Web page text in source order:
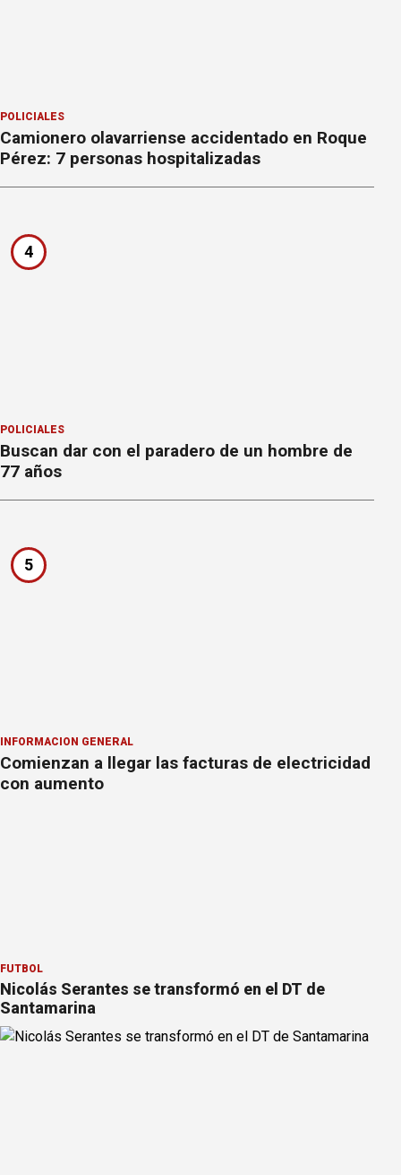
POLICIALES
Camionero olavarriense accidentado en Roque
Pérez: 7 personas hospitalizadas
4
POLICIALES
Buscan dar con el paradero de un hombre de
77 años
5
INFORMACION GENERAL
Comienzan a llegar las facturas de electricidad
con aumento
FÚTBOL
Nicolás Serantes se transformó en el DT de
Santamarina